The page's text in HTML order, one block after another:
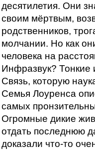
десятилетия. Они
своим мёртвым,
родственников,
молчании. Но как
человека на
Инфразвук?
Связь, которую
Семья Лоуренса
самых
Огромные дикие
отдать последнюю
доказали что-то